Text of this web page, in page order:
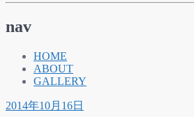
nav
HOME
ABOUT
GALLERY
2014年10月16日